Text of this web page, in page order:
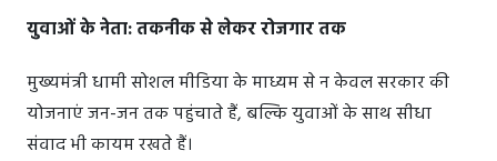
युवाओं के नेता: तकनीक से लेकर रोजगार तक
मुख्यमंत्री धामी सोशल मीडिया के माध्यम से न केवल सरकार की
योजनाएं जन-जन तक पहुंचाते हैं, बल्कि युवाओं के साथ सीधा
संवाद भी कायम रखते हैं।